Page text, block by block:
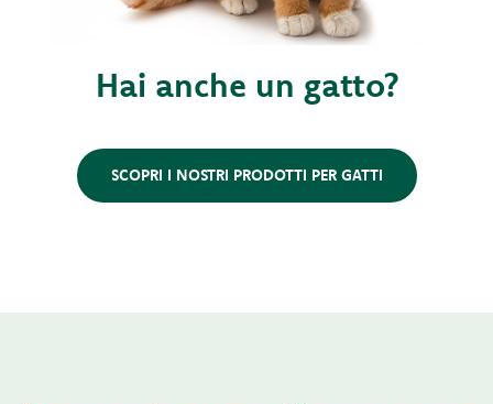
Hai anche un gatto?
SCOPRI I NOSTRI PRODOTTI PER GATTI